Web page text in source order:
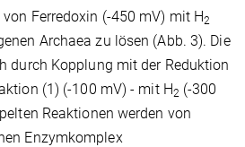
Ferredoxin (-450 mV) mit H2
Archaea zu lösen (Abb. 3). Die
durch Kopplung mit der Reduktion
(1) (-100 mV) - mit H2 (-300
Reaktionen werden von
Enzymkomplex